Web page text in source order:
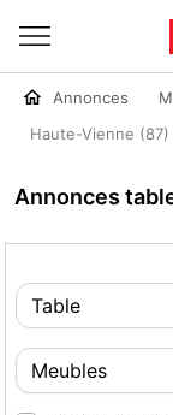
Annonces
Haute-Vienne (87)
Annonces